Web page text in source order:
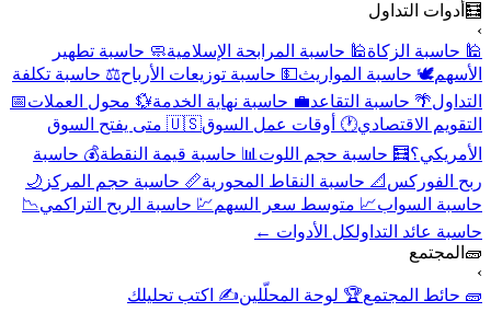
🧮 أدوات التداول
›
🕌 حاسبة الزكاة🕌 حاسبة المرابحة الإسلامية🧼 حاسبة تطهير
الأسهم🕊️ حاسبة المواريث💵 حاسبة توزيعات الأرباح⚖️ حاسبة تكلفة
التداول🌴 حاسبة التقاعد💼 حاسبة نهاية الخدمة💱 محول العملات📅
التقويم الاقتصادي🕐 أوقات عمل السوق
🇺🇸 متى يفتح السوق
الأمريكي؟🧮 حاسبة حجم اللوت 📊 حاسبة قيمة النقطة💰 حاسبة
ربح الفوركس 📐 حاسبة النقاط المحورية📏 حاسبة حجم المركز 🌙
حاسبة السواب📈 متوسط سعر السهم💹 حاسبة الربح التراكمي📉
حاسبة عائد التداولكل الأدوات ←
🧱 المجتمع
›
🧱 حائط المجتمع🏆 لوحة المحلّلين✍️ اكتب تحليلك